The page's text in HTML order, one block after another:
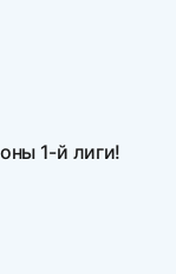
1-й лиги!